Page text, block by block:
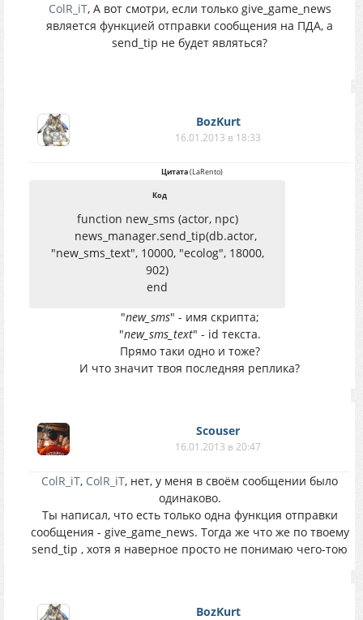
ColR_iT, А вот смотри, если только give_game_news
является функцией отправки сообщения на ПДА, а
send_tip не будет являться?
BozKurt
16.01.2013 в 18:33
Цитата(LaRento)
Код
function new_sms (actor, npc)
news_manager.send_tip(db.actor,
"new_sms_text", 10000, "ecolog", 18000,
902)
end
"new_sms" - имя скрипта;
"new_sms_text" - id текста.
Прямо таки одно и тоже?
И что значит твоя последняя реплика?
Scouser
16.01.2013 в 20:47
ColR_iT, ColR_iT, нет, у меня в своём сообщении было
одинаково.
Ты написал, что есть только одна функция отправки
сообщения - give_game_news. Тогда же что же по твоему
send_tip , хотя я наверное просто не понимаю чего-тою
BozKurt